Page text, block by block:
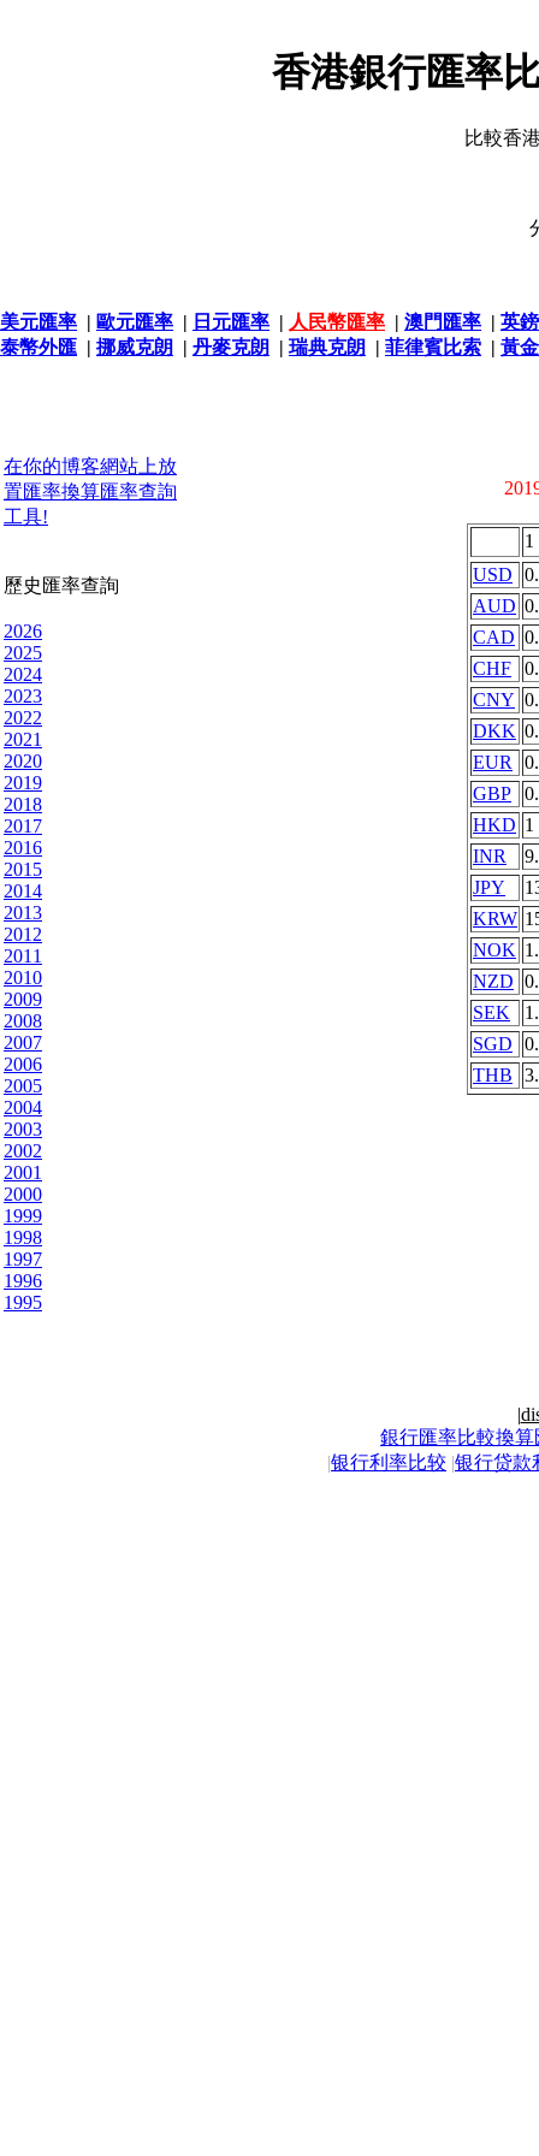
香港銀行匯率
比較香
美元匯率 | 歐元匯率 | 日元匯率 | 人民幣匯率 | 澳門匯率 | 英
泰幣外匯 | 挪威克朗 | 丹麥克朗 | 瑞典克朗 | 菲律賓比索 | 黃
在你的博客網站上放
置匯率換算匯率查詢
工具!
歷史匯率查詢
2026
2025
2024
2023
2022
2021
2020
2019
2018
2017
2016
2015
2014
2013
2012
2011
2010
2009
2008
2007
2006
2005
2004
2003
2002
2001
2000
1999
1998
1997
1996
1995
1
USD
AUD
CAD
CHF
CNY
DKK
EUR
GBP
HKD 1
INR
JPY
KRW
NOK
NZD
SEK
SGD
THB
|
銀行匯率比較換算
|银行利率比较 |银行贷款